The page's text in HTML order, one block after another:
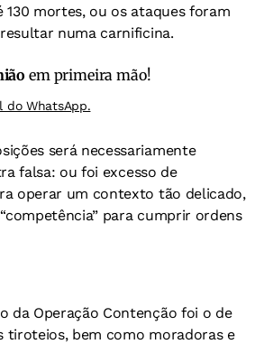
130 mortes, ou os ataques foram
numa carnificina.
em primeira mão!
do WhatsApp.
será necessariamente
falsa: ou foi excesso de
operar um contexto tão delicado,
para cumprir ordens
da Operação Contenção foi o de
tiroteios, bem como moradoras e